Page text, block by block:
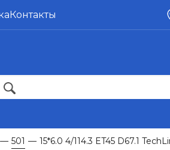
Контакты
— 501 — 15*6.0 4/114.3 ET45 D67.1